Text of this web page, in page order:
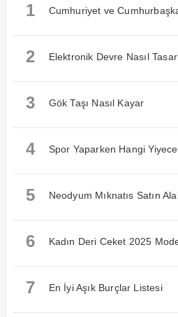
1 Cumhuriyet ve
2 Elektronik Devre Nasıl
3 Gök Taşı Nasıl Kayar
4 Spor Yaparken Hangi
5 Neodyum Mıknatıs Satın
6 Kadın Deri Ceket 2025
7 En İyi Aşık Burçlar Listesi